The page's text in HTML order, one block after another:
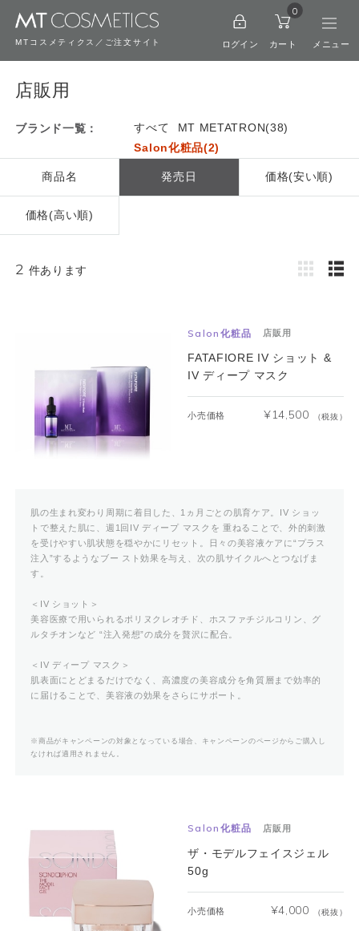
MTコスメティクス／ご注文サイト ログイン カート
0
店販用
ブランド一覧： すべて
MT METATRON(38)
Salon化粧品(2)
商品名 発売日 価格(安い順)
価格(高い順)
2 件あります
Salon化粧品 店販用
FATAFIORE IV ショット &
IV ディープ マスク
小売価格 ¥14,500 （税抜）
肌の生まれ変わり周期に着目した、1ヵ月ごとの肌育ケア。IV ショッ
トで整えた肌に、週1回IV ディープ マスクを 重ねることで、外的刺激
を受けやすい肌状態を穏やかにリセット。日々の美容液ケアに“プラス
注入”するようなブー スト効果を与え、次の肌サイクルへとつなげま
す。
＜IV ショット＞
美容医療で用いられるポリヌクレオチド、ホスファチジルコリン、グ
ルタチオンなど “注入発想”の成分を贅沢に配合。
＜IV ディープ マスク＞
肌表面にとどまるだけでなく、高濃度の美容成分を角質層まで効率的
に届けることで、美容液の効果をさらにサポート。
※商品がキャンペーンの対象となっている場合、キャンペーンのページからご購入し
なければ適用されません。
Salon化粧品 店販用
ザ・モデルフェイスジェル
50g
小売価格 ¥4,000 （税抜）